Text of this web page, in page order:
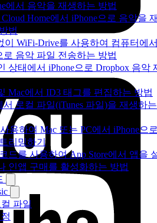
에서 음악을 재생하는 방법
Home에서 iPhone으로 음악을
법
이 WiFi-Drive를 사용하여 컴퓨터에
로 음악 파일 전송하는 방법
상태에서 iPhone으로 Dropbox 음악
Mac에서 ID3 태그를 편집하는 방법
서 로컬 파일(iTunes 파일)을 재생하는
용하여 Mac 또는 PC에서 iPhone으
리밍하기
드를 사용하여 App Store에서 앱을
인앱 구매를 활성화하는 방법
파일